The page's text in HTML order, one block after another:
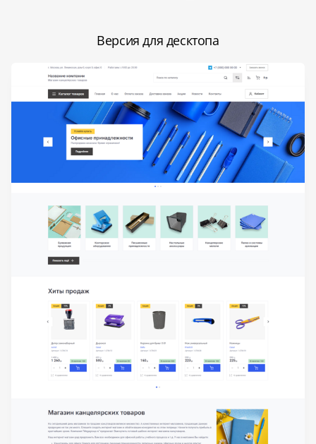
Версия для десктопа